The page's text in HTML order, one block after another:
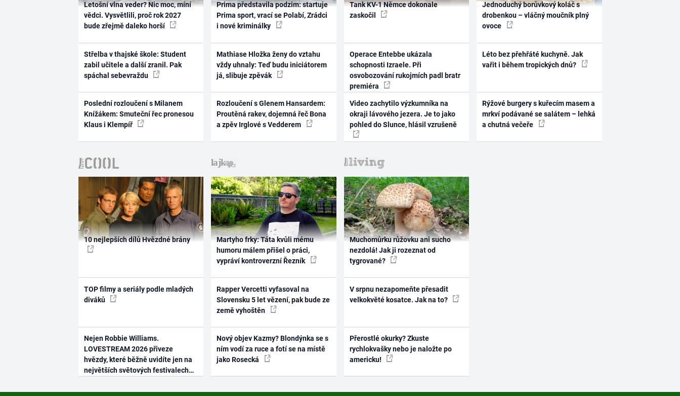
Letošní vlna veder? Nic moc, míní
vědci. Vysvětlili, proč rok 2027
bude zřejmě daleko horší
Střelba v thajské škole: Student
zabil učitele a další zranil. Pak
spáchal sebevraždu
Poslední rozloučení s Milanem
Knížákem: Smuteční řec pronesou
Klaus i Klempíř
Prima představila podzim: startuje
Prima sport, vrací se Polabí, Zrádci
i nové kriminálky
Mathiase Hložka ženy do vztahu
vždy uhnaly: Teď budu iniciátorem
já, slibuje zpěvák
Rozloučení s Glenem Hansardem:
Proutěná rakev, dojemná řeč Bona
a zpěv Irglové s Vedderem
Tank KV-1 Němce dokonale
zaskočil
Operace Entebbe ukázala
schopnosti Izraele. Při
osvobozování rukojmích padl bratr
premiéra
Video zachytilo výzkumníka na
okraji lávového jezera. Je to jako
pohled do Slunce, hlásil vzrušeně
Jednoduchý borůvkový koláč s
drobenkou – vláčný moučník plný
ovoce
Léto bez přehřáté kuchyně. Jak
vařit i během tropických dnů?
Rýžové burgery s kuřecím masem a
mrkví podávané se salátem – lehká
a chutná večeře
10 nejlepších dílů Hvězdné brány
TOP filmy a seriály podle mladých
diváků
Nejen Robbie Williams.
LOVESTREAM 2026 přiveze
hvězdy, které běžně uvidíte jen na
největších světových festivalech
Martyho frky: Táta kvůli mému
humoru málem přišel o práci,
vypráví kontroverzní Řezník
Rapper Vercetti vyfasoval na
Slovensku 5 let vězení, pak bude ze
země vyhoštěn
Nový objev Kazmy? Blondýnka se s
ním vodí za ruce a fotí se na místě
jako Rosecká
Muchomůrku růžovku ani sucho
nezdolá! Jak ji rozeznat od
tygrované?
V srpnu nezapomeňte přesadit
velkokvěté kosatce. Jak na to?
Přerostlé okurky? Zkuste
rychlokvašky nebo je naložte po
americku!